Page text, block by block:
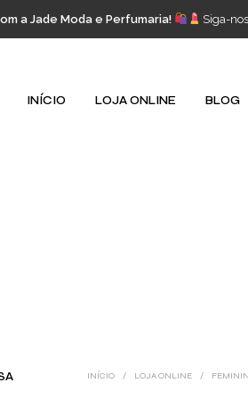
a Jade Moda e Perfumaria! Siga-
INÍCIO LOJA ONLINE BLOG
INÍCIO / LOJA ONLINE /